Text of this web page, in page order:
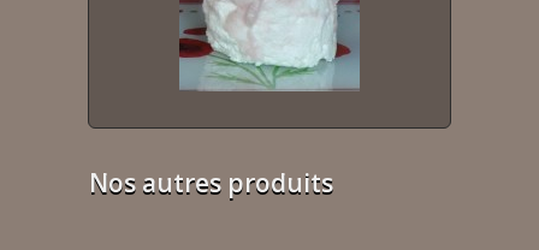
Nos autres produits